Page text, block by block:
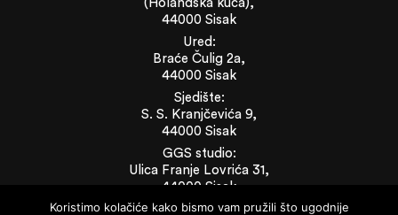
44000 Sisak
Ured:
Braće Čulig 2a,
44000 Sisak
Sjedište:
S. S. Kranjčevića 9,
44000 Sisak
GGS studio:
Ulica Franje Lovrića 31,
44000 Sisak
Koristimo kolačiće kako bismo vam pružili što ugodnije